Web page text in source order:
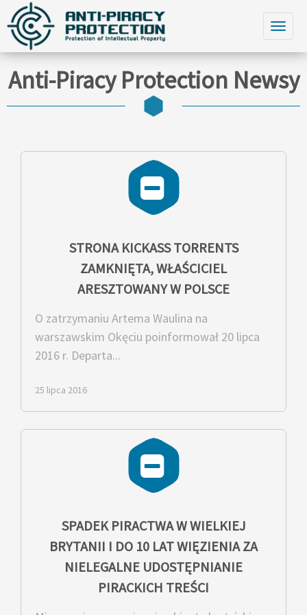
Anti-Piracy Protection Newsy
STRONA KICKASS TORRENTS
ZAMKNIĘTA, WŁAŚCICIEL
ARESZTOWANY W POLSCE
O zatrzymaniu Artema Waulina na
warszawskim Okęciu poinformował 20 lipca
2016 r. Departa...
25 lipca 2016
SPADEK PIRACTWA W WIELKIEJ
BRYTANII I DO 10 LAT WIĘZIENIA ZA
NIELEGALNE UDOSTĘPNIANIE
PIRACKICH TREŚCI